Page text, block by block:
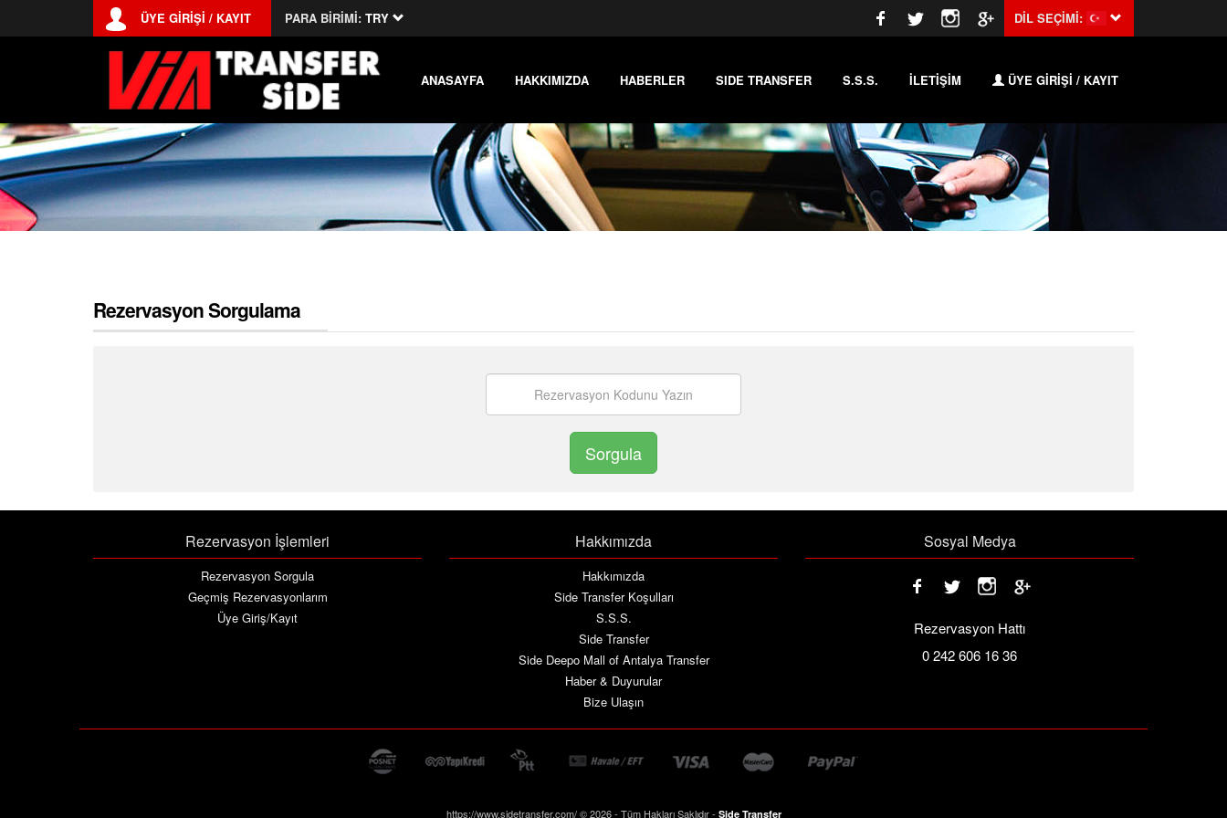
ÜYE GİRİŞİ / KAYIT PARA BİRİMİ: TRY DİL SEÇİMİ:
ANASAYFA HAKKIMIZDA HABERLER SIDE TRANSFER S.S.S. İLETİŞİM ÜYE GİRİŞİ / KAYIT
Rezervasyon Sorgulama
Rezervasyon İşlemleri
Rezervasyon Sorgula
Geçmiş Rezervasyonlarım
Üye Giriş/Kayıt
Hakkımızda
Hakkımızda
Side Transfer Koşulları
S.S.S.
Side Transfer
Side Deepo Mall of Antalya Transfer
Haber & Duyurular
Bize Ulaşın
Sosyal Medya
Rezervasyon Hattı
0 242 606 16 36
https://www.sidetransfer.com/ © 2026 - Tüm Hakları Saklıdır - Side Transfer